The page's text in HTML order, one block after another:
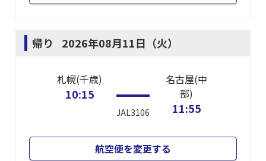
帰り 2026年08月11日（火）
札幌(千歳)
10:15
JAL3106
名古屋(中
部)
11:55
航空便を変更する